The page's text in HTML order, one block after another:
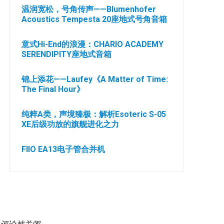
温润宽松，号角传声——Blumenhofer
Acoustics Tempesta 20座地式号角音箱
意式Hi-End的浪漫：CHARIO ACADEMY
SERENDIPITY座地式音箱
锦上添花——Laufey《A Matter of Time:
The Final Hour》
纯粹A类，声境臻极：解析Esoteric S-05
XE后级功放的旗舰进化之力
FIIO EA13电子管合并机